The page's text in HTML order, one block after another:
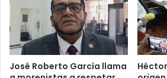
José Roberto García llama